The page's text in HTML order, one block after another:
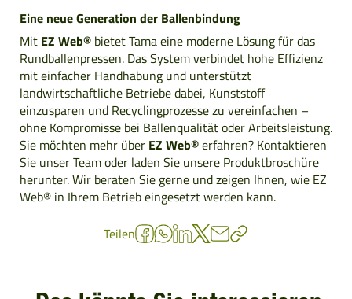
Eine neue Generation der Ballenbindung
Mit EZ Web® bietet Tama eine moderne Lösung für das
Rundballenpressen. Das System verbindet hohe Effizienz
mit einfacher Handhabung und unterstützt
landwirtschaftliche Betriebe dabei, Kunststoff
einzusparen und Recyclingprozesse zu vereinfachen –
ohne Kompromisse bei Ballenqualität oder Arbeitsleistung.
Sie möchten mehr über EZ Web®erfahren? Kontaktieren
Sie unser Team oder laden Sie unsere Produktbroschüre
herunter. Wir beraten Sie gerne und zeigen Ihnen, wie EZ
Web® in Ihrem Betrieb eingesetzt werden kann.
Teilen